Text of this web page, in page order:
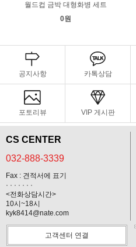
월드컵 금박 대형화병 세트
0원
공지사항 카톡상담
포토리뷰 VIP 게시판
CS CENTER
032-888-3339
Fax : 견적서에 표기
· · · · · · ·
<전화상담시간>
10시~18시
kyk8414@nate.com
고객센터 연결